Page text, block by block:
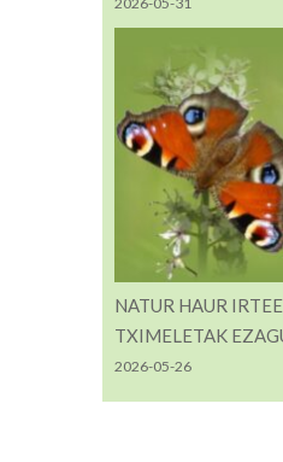
NATUR HAUR
TXIMELETAK
2026-05-26